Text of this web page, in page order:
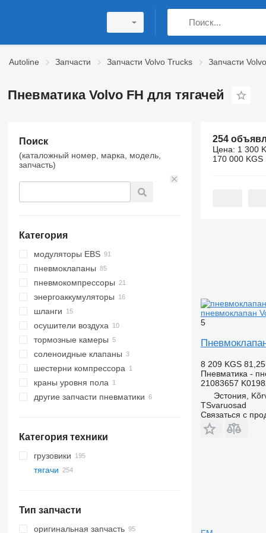
Autoline Запчасти Запчасти Volvo Trucks Запчасти
Пневматика Volvo FH для тягачей
Поиск
(каталожный номер, марка, модель,
запчасть)
Категория
модуляторы EBS
пневмоклапаны
пневмокомпрессоры
энергоаккумуляторы
шланги
осушители воздуха
тормозные камеры
соленоидные клапаны
шестерни компрессора
краны уровня пола
другие запчасти пневматики
Категория техники
грузовики
тягачи
Тип запчасти
оригинальная запчасть
254
Цена: 1 300
170 000 KGS
пневмоклапан
5
8 209 KGS
Пневматика -
21083657
Эстония,
TSvaruosad
Связаться с